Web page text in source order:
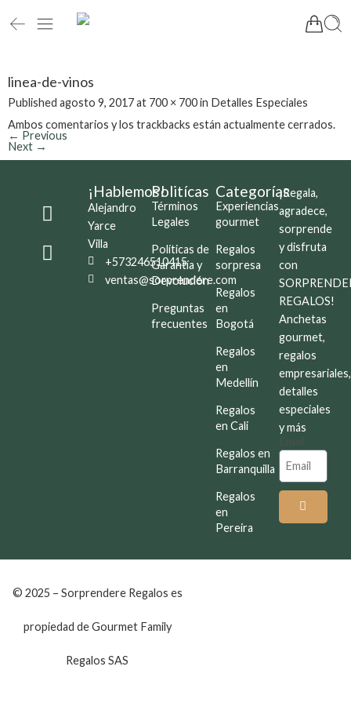
linea-de-vinos
Published agosto 9, 2017at 700 × 700in Detalles Especiales
Ambos comentarios y los trackbacks están actualmente cerrados.
← Previous
Next →
¡Hablemos!
Alejandro
Yarce
Villa
+573246510415
ventas@sorprendere.com
Politícas
Términos
Legales
Políticas de
Garantía y
Devolución
Preguntas
frecuentes
Categorías
Experiencias
gourmet
Regalos
sorpresa
Regalos
en
Bogotá
Regalos
en
Medellín
Regalos
en Cali
Regalos en
Barranquilla
Regalos
en
Pereira
¡Regala,
agradece,
sorprende
y disfruta
con
REGALOS!
Anchetas
gourmet,
regalos
empresariales,
detalles
especiales
y más
Email
© 2025 – Sorprendere Regalos es
propiedad de Gourmet Family
Regalos SAS